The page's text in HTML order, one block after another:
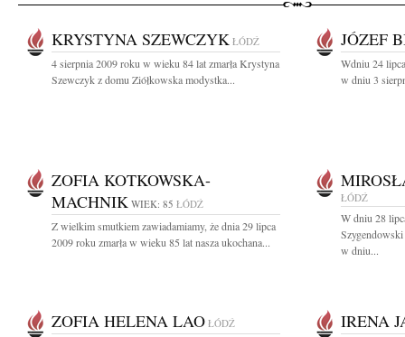
KRYSTYNA SZEWCZYK ŁÓDŹ
4 sierpnia 2009 roku w wieku 84 lat zmarła Krystyna
Szewczyk z domu Ziółkowska modystka...
JÓZEF
Wdniu 24
w dniu 3
ZOFIA KOTKOWSKA-
MACHNIK WIEK: 85 ŁÓDŹ
Z wielkim smutkiem zawiadamiamy, że dnia 29 lipca
2009 roku zmarła w wieku 85 lat nasza ukochana...
ŁÓDŹ
W dniu 28
w dniu...
ZOFIA HELENA LAO ŁÓDŹ IRENA